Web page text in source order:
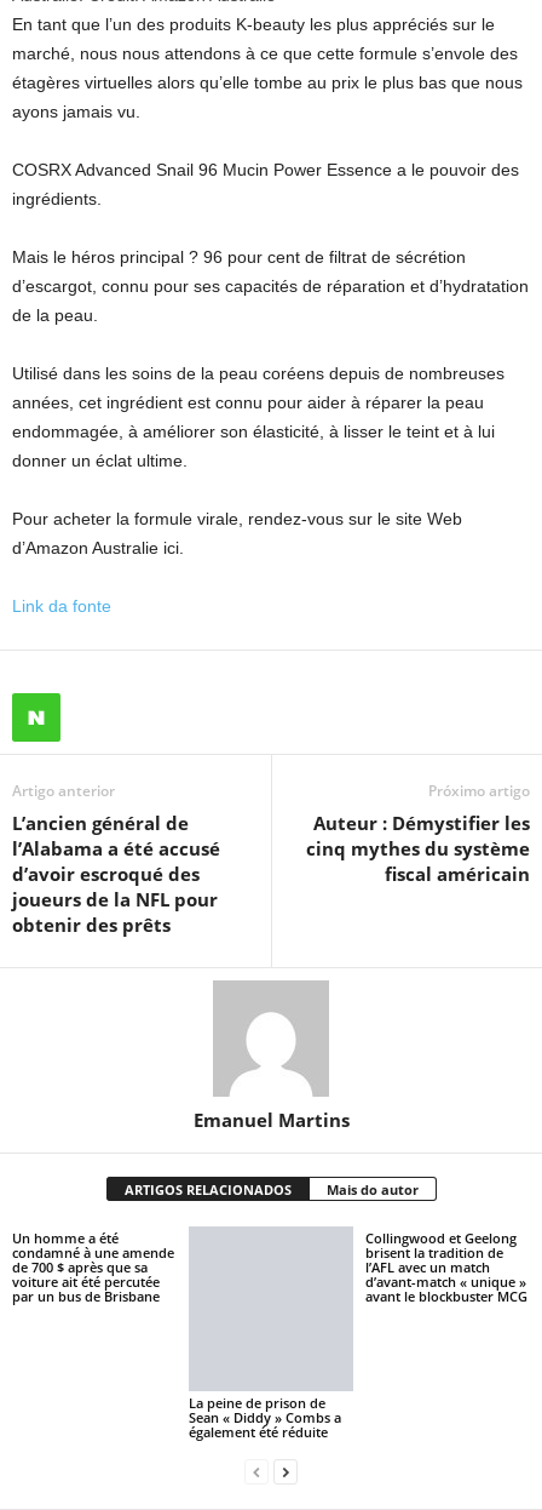
En tant que l’un des produits K-beauty les plus appréciés sur le
marché, nous nous attendons à ce que cette formule s’envole des
étagères virtuelles alors qu’elle tombe au prix le plus bas que nous
ayons jamais vu.
COSRX Advanced Snail 96 Mucin Power Essence a le pouvoir des
ingrédients.
Mais le héros principal ? 96 pour cent de filtrat de sécrétion
d’escargot, connu pour ses capacités de réparation et d’hydratation
de la peau.
Utilisé dans les soins de la peau coréens depuis de nombreuses
années, cet ingrédient est connu pour aider à réparer la peau
endommagée, à améliorer son élasticité, à lisser le teint et à lui
donner un éclat ultime.
Pour acheter la formule virale, rendez-vous sur le site Web
d’Amazon Australie ici.
Link da fonte
Artigo anterior
L’ancien général de
l’Alabama a été accusé
d’avoir escroqué des
joueurs de la NFL pour
obtenir des prêts
Próximo artigo
Auteur : Démystifier les
cinq mythes du système
fiscal américain
Emanuel Martins
ARTIGOS RELACIONADOS Mais do autor
Un homme a été
condamné à une amende
de 700 $ après que sa
voiture ait été percutée
par un bus de Brisbane
La peine de prison de
Sean « Diddy » Combs a
également été réduite
Collingwood et Geelong
brisent la tradition de
l’AFL avec un match
d’avant-match « unique »
avant le blockbuster MCG